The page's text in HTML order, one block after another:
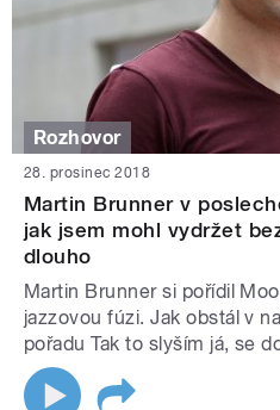
Rozhovor
28. prosinec 2018
Martin Brunner v
jak jsem mohl vydržet
dlouho
Martin Brunner si pořídil
jazzovou fúzi. Jak obstál v
pořadu Tak to slyším já, se